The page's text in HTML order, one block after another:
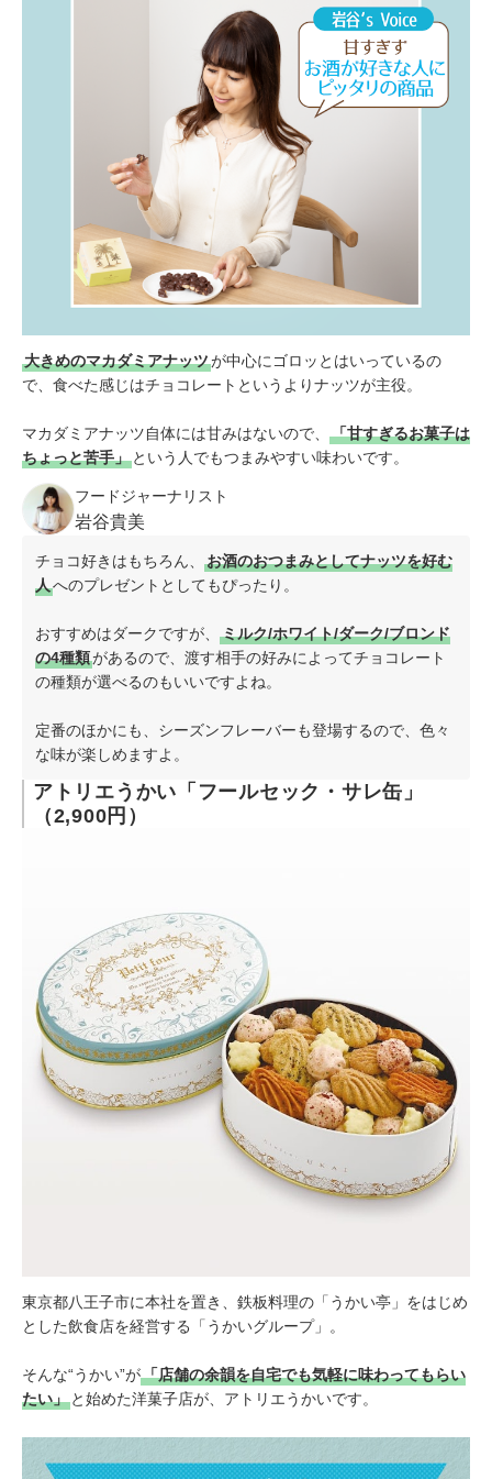
大きめのマカダミアナッツが中心にゴロッとはいっているの
で、食べた感じはチョコレートというよりナッツが主役。
マカダミアナッツ自体には甘みはないので、
「甘すぎるお菓子は
ちょっと苦手」 という人でもつまみやすい味わいです。
フードジャーナリスト
岩谷貴美
チョコ好きはもちろん、
お酒のおつまみとしてナッツを好む
人へのプレゼントとしてもぴったり。
おすすめはダークですが、
ミルク/ホワイト/ダーク/ブロンド
の4種類があるので、渡す相手の好みによってチョコレート
の種類が選べるのもいいですよね。
定番のほかにも、シーズンフレーバーも登場するので、色々
な味が楽しめますよ。
アトリエうかい「フールセック・サレ缶」
（2,900円）
東京都八王子市に本社を置き、鉄板料理の「うかい亭」をはじめ
とした飲食店を経営する「うかいグループ」。
そんな“うかい”が「店舗の余韻を自宅でも気軽に味わってもらい
たい」 と始めた洋菓子店が、アトリエうかいです。